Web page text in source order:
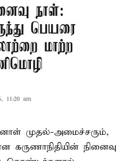
நாள்:
பெயரை
மாற்ற
11:20 am
முதல்-அமைச்சரும்,
கருணாநிதியின் நினைவு